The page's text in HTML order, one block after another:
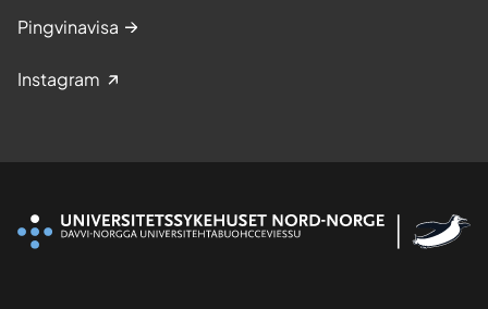
Pingvinavisa
Instagram